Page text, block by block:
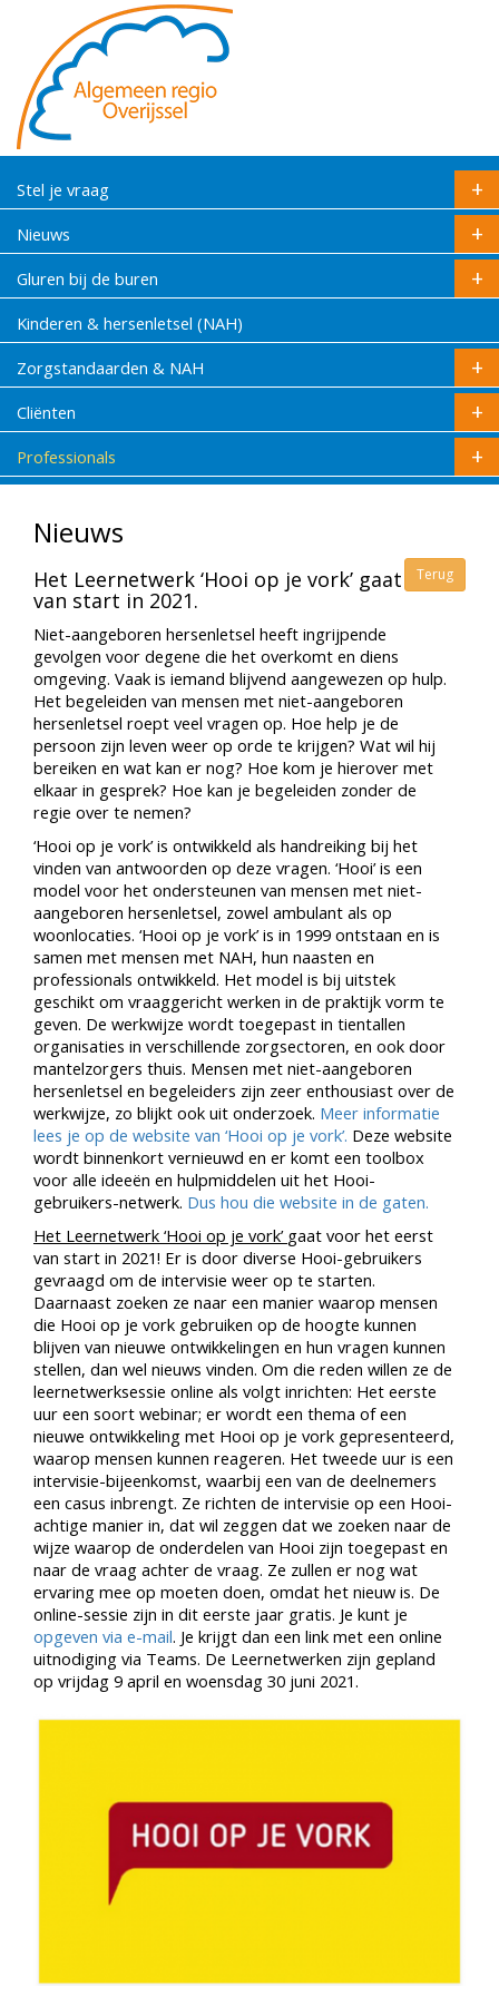
Stel je vraag
Nieuws
Gluren bij de buren
Kinderen & hersenletsel (NAH)
Zorgstandaarden & NAH
Cliënten
Professionals
Nieuws
Terug
Het Leernetwerk ‘Hooi op je vork’ gaat
van start in 2021.
Niet-aangeboren hersenletsel heeft ingrijpende
gevolgen voor degene die het overkomt en diens
omgeving. Vaak is iemand blijvend aangewezen op hulp.
Het begeleiden van mensen met niet-aangeboren
hersenletsel roept veel vragen op. Hoe help je de
persoon zijn leven weer op orde te krijgen? Wat wil hij
bereiken en wat kan er nog? Hoe kom je hierover met
elkaar in gesprek? Hoe kan je begeleiden zonder de
regie over te nemen?
‘Hooi op je vork’ is ontwikkeld als handreiking bij het
vinden van antwoorden op deze vragen. ‘Hooi’ is een
model voor het ondersteunen van mensen met niet-
aangeboren hersenletsel, zowel ambulant als op
woonlocaties. ‘Hooi op je vork’ is in 1999 ontstaan en is
samen met mensen met NAH, hun naasten en
professionals ontwikkeld. Het model is bij uitstek
geschikt om vraaggericht werken in de praktijk vorm te
geven. De werkwijze wordt toegepast in tientallen
organisaties in verschillende zorgsectoren, en ook door
mantelzorgers thuis. Mensen met niet-aangeboren
hersenletsel en begeleiders zijn zeer enthousiast over de
werkwijze, zo blijkt ook uit onderzoek. Meer informatie
lees je op de website van ‘Hooi op je vork’. Deze website
wordt binnenkort vernieuwd en er komt een toolbox
voor alle ideeën en hulpmiddelen uit het Hooi-
gebruikers-netwerk. Dus hou die website in de gaten.
Het Leernetwerk ‘Hooi op je vork’ gaat voor het eerst
van start in 2021! Er is door diverse Hooi-gebruikers
gevraagd om de intervisie weer op te starten.
Daarnaast zoeken ze naar een manier waarop mensen
die Hooi op je vork gebruiken op de hoogte kunnen
blijven van nieuwe ontwikkelingen en hun vragen kunnen
stellen, dan wel nieuws vinden. Om die reden willen ze de
leernetwerksessie online als volgt inrichten: Het eerste
uur een soort webinar; er wordt een thema of een
nieuwe ontwikkeling met Hooi op je vork gepresenteerd,
waarop mensen kunnen reageren. Het tweede uur is een
intervisie-bijeenkomst, waarbij een van de deelnemers
een casus inbrengt. Ze richten de intervisie op een Hooi-
achtige manier in, dat wil zeggen dat we zoeken naar de
wijze waarop de onderdelen van Hooi zijn toegepast en
naar de vraag achter de vraag. Ze zullen er nog wat
ervaring mee op moeten doen, omdat het nieuw is. De
online-sessie zijn in dit eerste jaar gratis. Je kunt je
opgeven via e-mail. Je krijgt dan een link met een online
uitnodiging via Teams. De Leernetwerken zijn gepland
op vrijdag 9 april en woensdag 30 juni 2021.